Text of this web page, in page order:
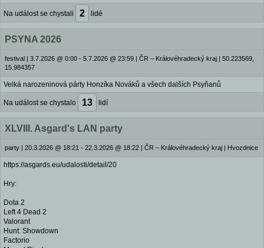
Na událost se chystali 2 lidé
PSYNA 2026
festival | 3.7.2026 @ 0:00 - 5.7.2026 @ 23:59 | ČR – Královéhradecký kraj | 50.223569,
15.984357
Velká narozeninová párty Honzíka Nováků a všech dalších Psyňanů
Na událost se chystalo 13 lidí
XLVIII. Asgard's LAN party
party | 20.3.2026 @ 18:21 - 22.3.2026 @ 18:22 | ČR – Královéhradecký kraj | Hvozdnice
https://asgards.eu/udalosti/detail/20
Hry:
Dota 2
Left 4 Dead 2
Valorant
Hunt: Showdown
Factorio